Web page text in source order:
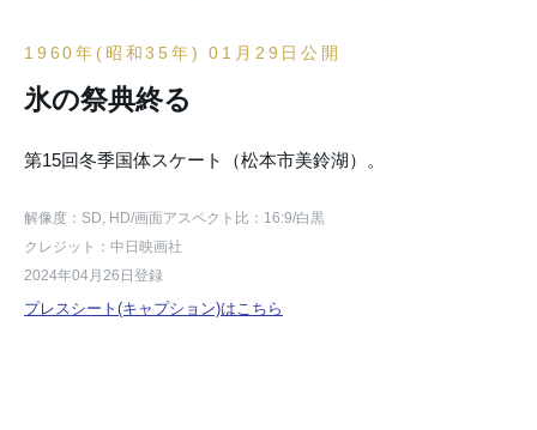
1960年(昭和35年) 01月29日公開
氷の祭典終る
第15回冬季国体スケート（松本市美鈴湖）。
解像度：SD, HD/画面アスペクト比：16:9/白黒
クレジット：中日映画社
2024年04月26日登録
プレスシート(キャプション)はこちら